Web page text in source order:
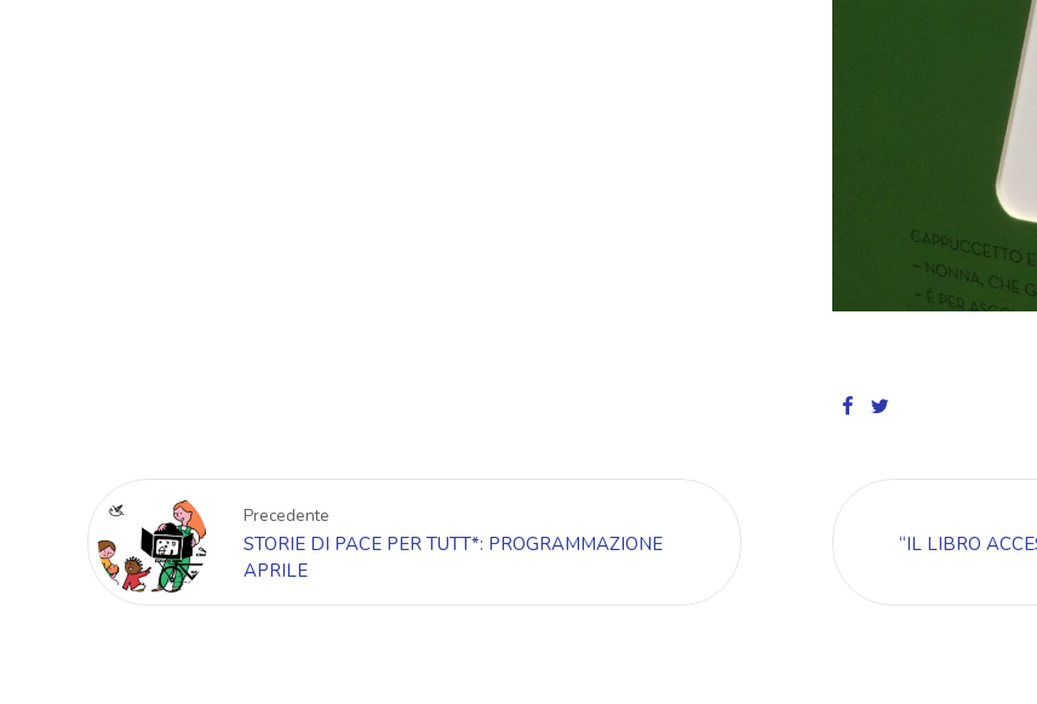
Precedente
STORIE DI PACE PER TUTT*: PROGRAMMAZIONE
APRILE
“IL LIBRO